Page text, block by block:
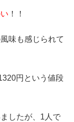
！！
味も感じられて
円という値段
したが、1人で